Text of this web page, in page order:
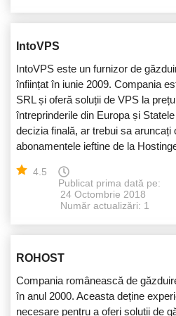
IntoVPS
IntoVPS este un furnizor de
înființat în iunie 2009. Compania
SRL și oferă soluții de VPS la
întreprinderile din Europa și
decizia finală, ar trebui sa aruncați
abonamentele ieftine de la
4.5
Publicat prima dată pe:
24 Octombrie 2018
Număr actualizări: 1
ROHOST
Compania românească de
în anul 2000. Aceasta deține
necesare pentru a oferi soluții de